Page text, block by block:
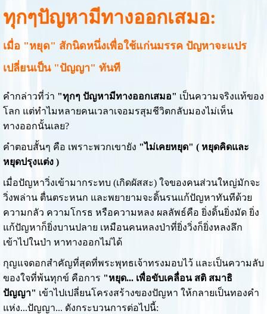
ทุกๆปัญหามีทางออกเสมอ:
เมื่อ "หยุด" สักนิดหนึ่งเพื่อใช้แก่นมรรค ปัญหาจะแปร
เปลี่ยนเป็น "ปัญญา" ทันที
คำกล่าวที่ว่า "ทุกๆ ปัญหามีทางออกเสมอ" เป็นความจริงแท้ของ
โลก แต่ทำไมหลายคนเวลาเจอมรสุมชีวิตกลับมองไม่เห็น
ทางออกนั้นเลย?
คำตอบสั้นๆ คือ เพราะพวกเขายัง "ไม่เคยหยุด" ( หยุดคิดและ
หยุดปรุงแต่ง )
เมื่อปัญหาวิ่งเข้ามากระทบ (เกิดผัสสะ) ใจของคนส่วนใหญ่มักจะ
วิ่งพล่าน ตื่นตระหนก และพยายามจะดิ้นรนแก้ปัญหาทันทีด้วย
ความกลัว ความโกรธ หรือความหลง ผลลัพธ์คือ ยิ่งดิ้นยิ่งมัด ยิ่ง
แก้ปัญหาก็ยิ่งบานปลาย เหมือนคนหลงป่าที่ยิ่งวิ่งก็ยิ่งหลงลึก
เข้าไปในป่า หาทางออกไม่ได้
กุญแจดอกสำคัญที่สุดที่พระพุทธเจ้าทรงมอบไว้ และเป็นความลับ
ของใจที่พ้นทุกข์ คือการ "หยุด... เพื่อขับเคลื่อน สติ สมาธิ
ปัญญา" เข้าไปเปลี่ยนโครงสร้างของปัญหา ให้กลายเป็นทองคำ
แห่ง...ปัญญา... ดังกระบวนการต่อไปนี้: